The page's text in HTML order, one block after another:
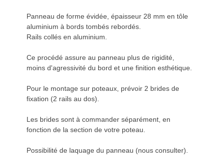
Panneau de forme évidée, épaisseur 28 mm en tôle
aluminium à bords tombés rebordés.
Rails collés en aluminium.
Ce procédé assure au panneau plus de rigidité,
moins d'agressivité du bord et une finition esthétique.
Pour le montage sur poteaux, prévoir 2 brides de
fixation (2 rails au dos).
Les brides sont à commander séparément, en
fonction de la section de votre poteau.
Possibilité de laquage du panneau (nous consulter).